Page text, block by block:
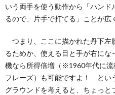
いう両手を使う動作から「ハン
るので、片手で打てる」ことが広
つまり、ここに描かれた丹下
るためか、使える目と手が右に
機なら所得倍増（※1960年代に
フレーズ）も可能ですよ！ とい
グラウンドを考えると、ちょっと